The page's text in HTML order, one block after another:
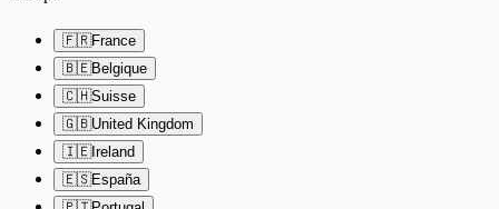
🇫🇷France
🇧🇪Belgique
🇨🇭Suisse
🇬🇧United Kingdom
🇮🇪Ireland
🇪🇸España